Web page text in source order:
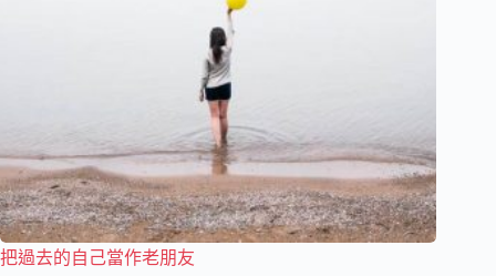
把過去的自己當作老朋友